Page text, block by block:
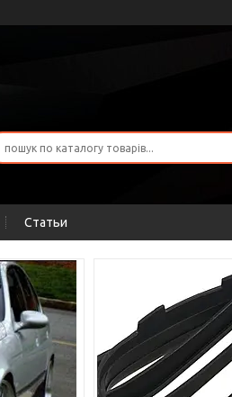
Статьи